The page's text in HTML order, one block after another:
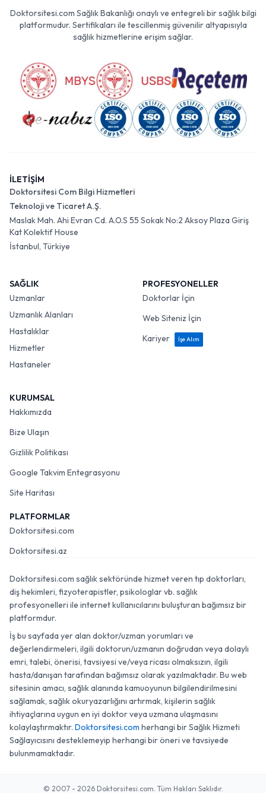
Doktorsitesi.com Sağlık Bakanlığı onaylı ve entegreli bir sağlık bilgi
platformudur. Sertifikaları ile tescillenmiş güvenilir altyapısıyla
sağlık hizmetlerine erişim sağlar.
İLETİŞİM
Doktorsitesi Com Bilgi Hizmetleri
Teknoloji ve Ticaret A.Ş.
Maslak Mah. Ahi Evran Cd. A.O.S 55 Sokak No:2 Aksoy Plaza Giriş
Kat Kolektif House
İstanbul, Türkiye
SAĞLIK
Uzmanlar
Uzmanlık Alanları
Hastalıklar
Hizmetler
Hastaneler
PROFESYONELLER
Doktorlar İçin
Web Siteniz İçin
Kariyer
İşe Alım
KURUMSAL
Hakkımızda
Bize Ulaşın
Gizlilik Politikası
Google Takvim Entegrasyonu
Site Haritası
PLATFORMLAR
Doktorsitesi.com
Doktorsitesi.az
Doktorsitesi.com sağlık sektöründe hizmet veren tıp doktorları,
diş hekimleri, fizyoterapistler, psikologlar vb. sağlık
profesyonelleri ile internet kullanıcılarını buluşturan bağımsız bir
platformdur.
İş bu sayfada yer alan doktor/uzman yorumları ve
değerlendirmeleri, ilgili doktorun/uzmanın doğrudan veya dolaylı
emri, talebi, önerisi, tavsiyesi ve/veya ricası olmaksızın, ilgili
hasta/danışan tarafından bağımsız olarak yazılmaktadır. Bu web
sitesinin amacı, sağlık alanında kamuoyunun bilgilendirilmesini
sağlamak, sağlık okuryazarlığını artırmak, kişilerin sağlık
ihtiyaçlarına uygun en iyi doktor veya uzmana ulaşmasını
kolaylaştırmaktır. Doktorsitesi.com herhangi bir Sağlık Hizmeti
Sağlayıcısını desteklemeyip herhangi bir öneri ve tavsiyede
bulunmamaktadır.
© 2007 - 2026 Doktorsitesi.com. Tüm Hakları Saklıdır.